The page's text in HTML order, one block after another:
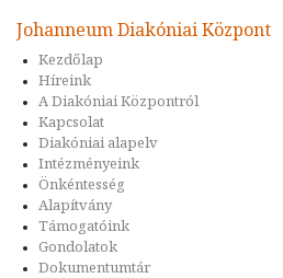
Johanneum Diakóniai Központ
Kezdőlap
Híreink
A Diakóniai Központról
Kapcsolat
Diakóniai alapelv
Intézményeink
Önkéntesség
Alapítvány
Támogatóink
Gondolatok
Dokumentumtár